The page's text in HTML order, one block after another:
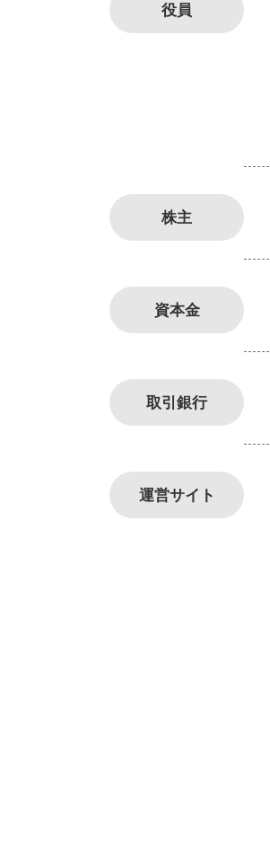
役員
株主
資本金
取引銀行
運営サイト